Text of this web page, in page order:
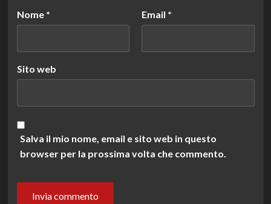
Nome * Email *
Sito web
Salva il mio nome, email e sito web in questo
browser per la prossima volta che commento.